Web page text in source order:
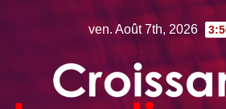
ven. Août 7th, 2026